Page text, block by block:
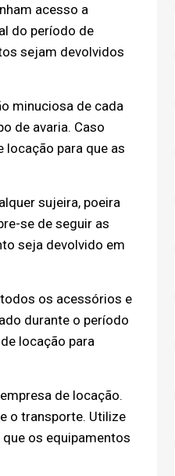
acesso a
do período de
sejam devolvidos
minuciosa de cada
de avaria. Caso
locação para que as
sujeira, poeira
se de seguir as
seja devolvido em
os acessórios e
durante o período
locação para
de locação.
o transporte. Utilize
os equipamentos